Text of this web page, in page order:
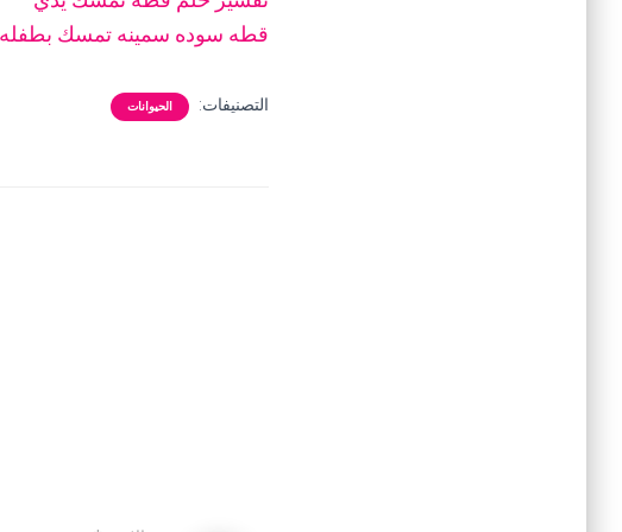
قطه سوده سمينه تمسك بطفله و
التصنيفات: الحيوانات